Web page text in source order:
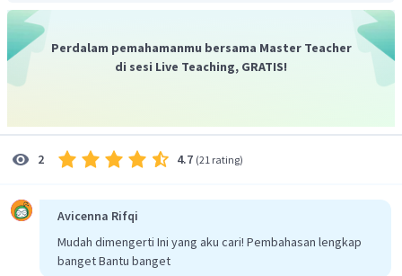
Perdalam pemahamanmu bersama Master Teacher
di sesi Live Teaching, GRATIS!
2 4.7 (21 rating)
Avicenna Rifqi
Mudah dimengerti Ini yang aku cari! Pembahasan lengkap
banget Bantu banget